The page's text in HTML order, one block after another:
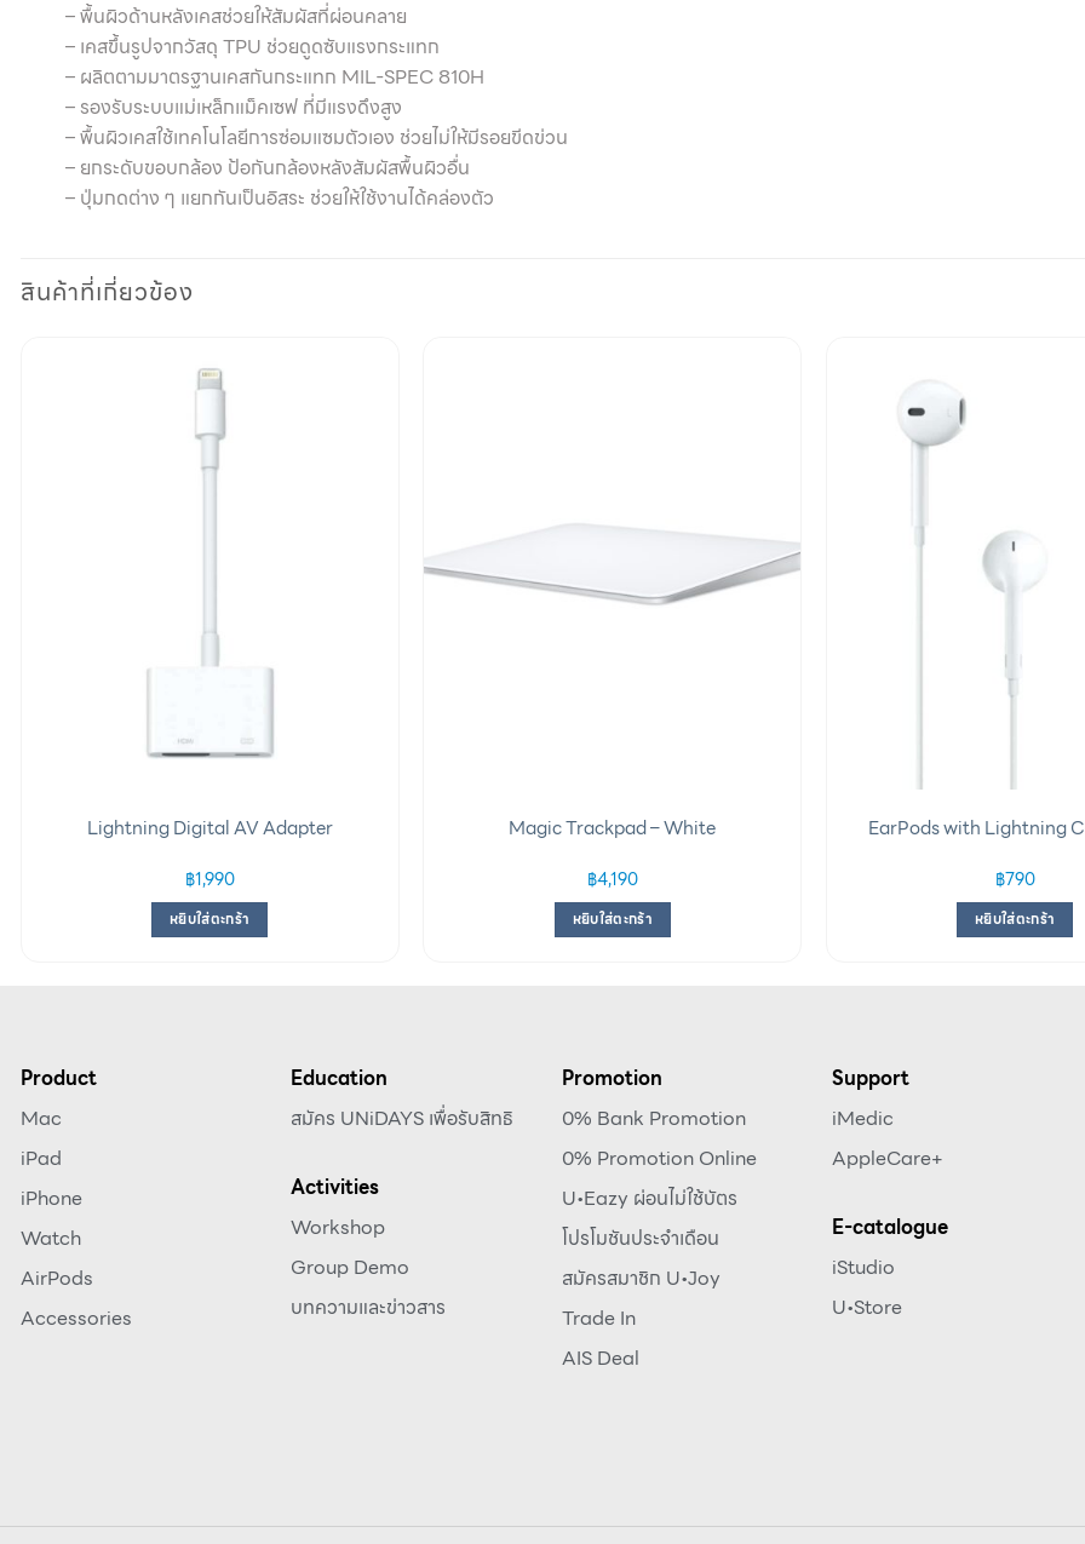
– พื้นผิวด้านหลังเคสช่วยให้สัมผัสที่ผ่อนคลาย
– เคสขึ้นรูปจากวัสดุ TPU ช่วยดูดซับแรงกระแทก
– ผลิตตามมาตรฐานเคสกันกระแทก MIL-SPEC 810H
– รองรับระบบแม่เหล็กแม็คเซฟ ที่มีแรงดึงสูง
– พื้นผิวเคสใช้เทคโนโลยีการซ่อมแซมตัวเอง ช่วยไม่ให้มีรอยขีดข่วน
– ยกระดับขอบกล้อง ป้อกันกล้องหลังสัมผัสพื้นผิวอื่น
– ปุ่มกดต่าง ๆ แยกกันเป็นอิสระ ช่วยให้ใช้งานได้คล่องตัว
สินค้าที่เกี่ยวข้อง
Lightning Digital AV Adapter
฿1,990
หยิบใส่ตะกร้า
Magic Trackpad – White
฿4,190
หยิบใส่ตะกร้า
EarPods with Lightning
฿790
หยิบใส่ตะกร้า
Product
Mac
iPad
iPhone
Watch
AirPods
Accessories
Education
สมัคร UNiDAYS เพื่อรับสิทธิ
Activities
Workshop
Group Demo
บทความและข่าวสาร
Promotion
0% Bank Promotion
0% Promotion Online
U•Eazy ผ่อนไม่ใช้บัตร
โปรโมชันประจำเดือน
สมัครสมาชิก U•Joy
Trade In
AIS Deal
Support
iMedic
AppleCare+
E-catalogue
iStudio
U•Store